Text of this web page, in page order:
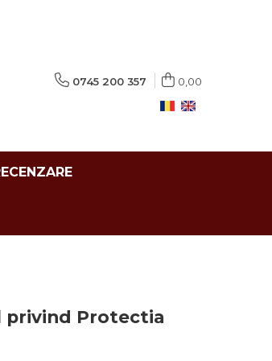
0745 200 357 0,00
privind Protectia